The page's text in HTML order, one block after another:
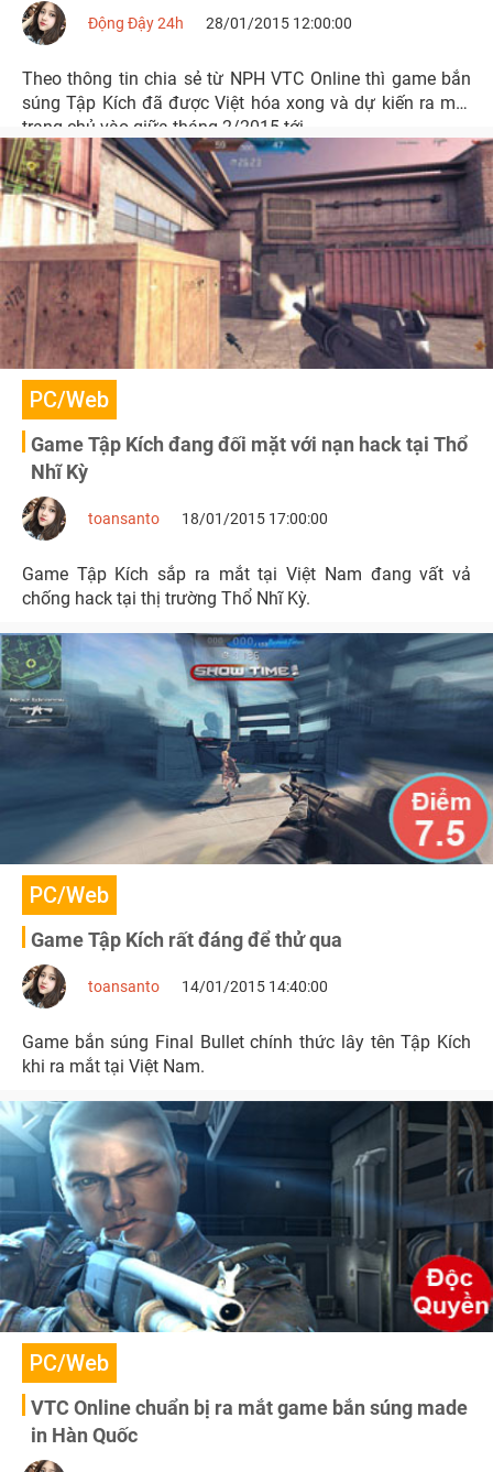
Động Đậy 24h 28/01/2015 12:00:00
Theo thông tin chia sẻ từ NPH VTC Online thì game bắn
súng Tập Kích đã được Việt hóa xong và dự kiến ra mắt
trang chủ vào giữa tháng 2/2015 tới.
PC/Web
Game Tập Kích đang đối mặt với nạn hack tại Thổ
Nhĩ Kỳ
toansanto 18/01/2015 17:00:00
Game Tập Kích sắp ra mắt tại Việt Nam đang vất vả
chống hack tại thị trường Thổ Nhĩ Kỳ.
PC/Web
Game Tập Kích rất đáng để thử qua
toansanto 14/01/2015 14:40:00
Game bắn súng Final Bullet chính thức lây tên Tập Kích
khi ra mắt tại Việt Nam.
PC/Web
VTC Online chuẩn bị ra mắt game bắn súng made
in Hàn Quốc